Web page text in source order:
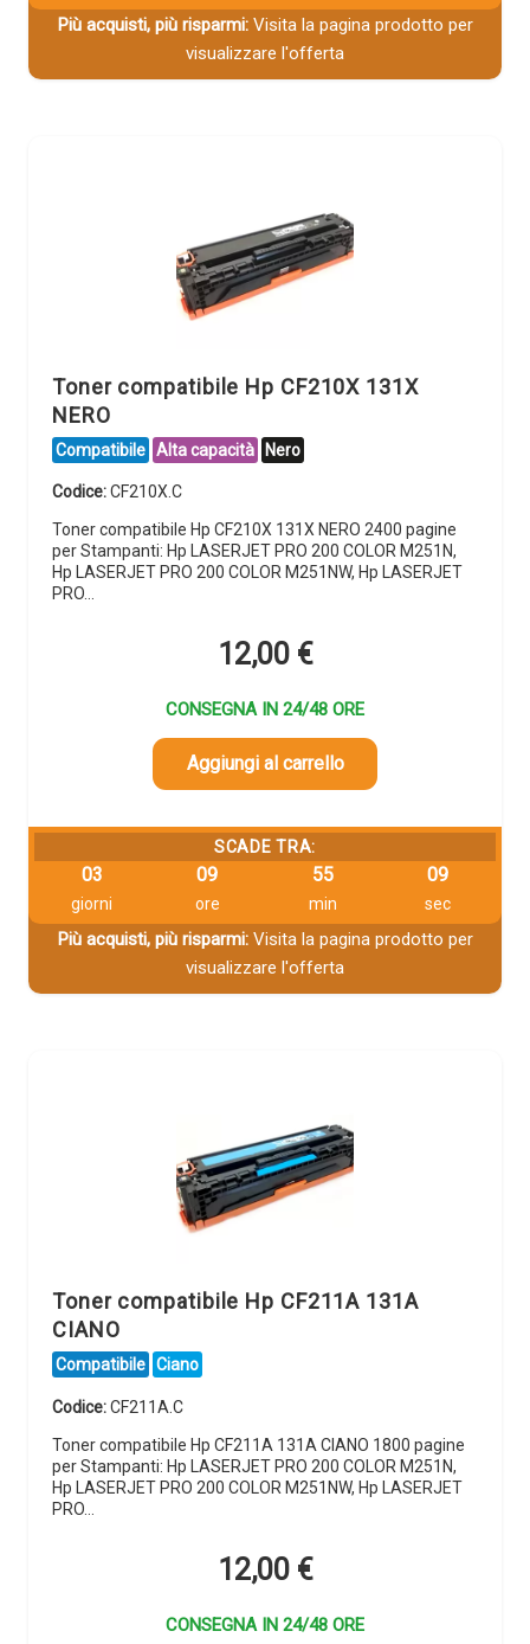
Più acquisti, più risparmi:Visita la pagina prodotto per
visualizzare l'offerta
Toner compatibile Hp CF210X 131X
NERO
Compatibile Alta capacità Nero
Codice:CF210X.C
Toner compatibile Hp CF210X 131X NERO 2400 pagine
per Stampanti: Hp LASERJET PRO 200 COLOR M251N,
Hp LASERJET PRO 200 COLOR M251NW, Hp LASERJET
PRO…
12,00 €
CONSEGNA IN 24/48 ORE
Aggiungi al carrello
SCADE TRA:
03
giorni
09
ore
55
min
09
sec
Più acquisti, più risparmi:Visita la pagina prodotto per
visualizzare l'offerta
Toner compatibile Hp CF211A 131A
CIANO
Compatibile Ciano
Codice:CF211A.C
Toner compatibile Hp CF211A 131A CIANO 1800 pagine
per Stampanti: Hp LASERJET PRO 200 COLOR M251N,
Hp LASERJET PRO 200 COLOR M251NW, Hp LASERJET
PRO…
12,00 €
CONSEGNA IN 24/48 ORE